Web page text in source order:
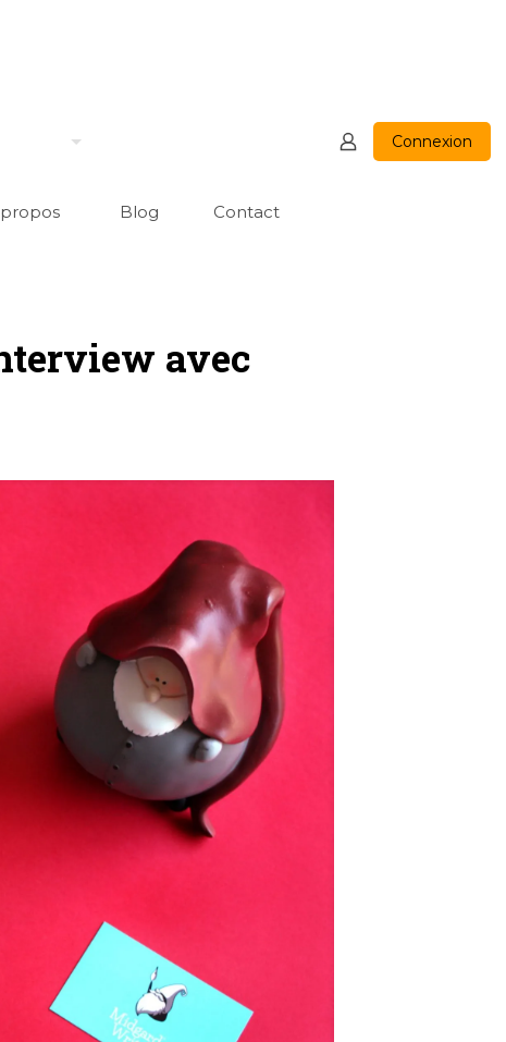
Blog Contact
Connexion
avec